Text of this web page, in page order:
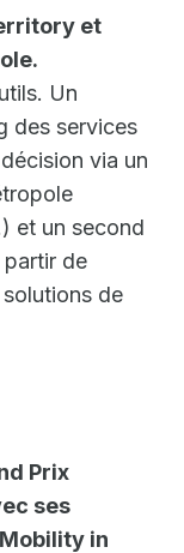
et
Un
des services
via un
et un second
partir de
de
Prix
ses
in